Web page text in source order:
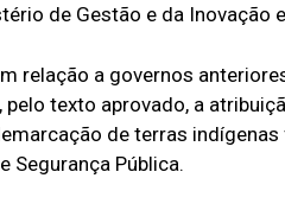
de Gestão e da Inovação
relação a governos
pelo texto aprovado, a
de terras
Segurança Pública.